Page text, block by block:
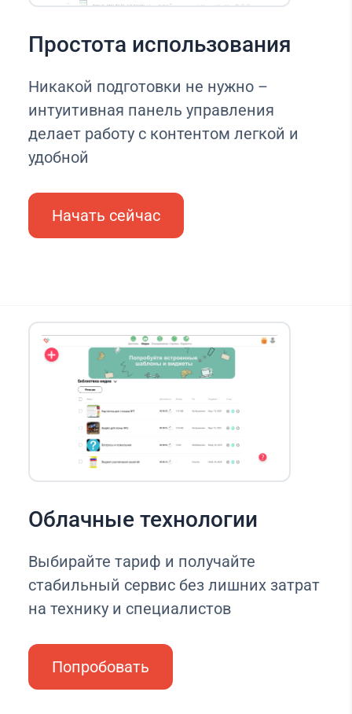
Простота использования
Никакой подготовки не нужно –
интуитивная панель управления
делает работу с контентом легкой и
удобной
Начать сейчас
Облачные технологии
Выбирайте тариф и получайте
стабильный сервис без лишних затрат
на технику и специалистов
Попробовать